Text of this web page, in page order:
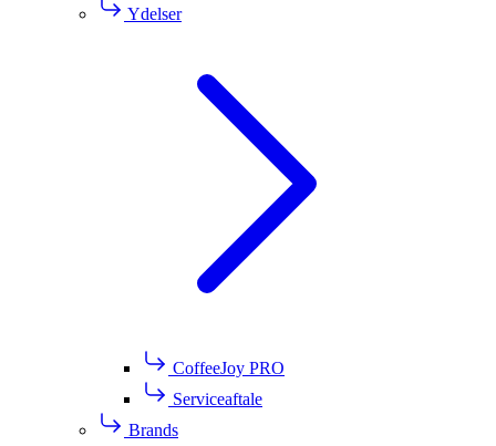
Ydelser
CoffeeJoy PRO
Serviceaftale
Brands